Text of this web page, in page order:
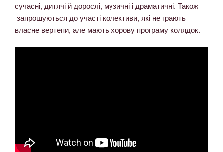
сучасні, дитячі й дорослі, музичні і драматичні. Також
запрошуються до участі колективи, які не грають
власне вертепи, але мають хорову програму колядок.